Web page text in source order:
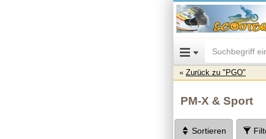
Zurück zu "PGO"
PM-X & Sport
Sortieren